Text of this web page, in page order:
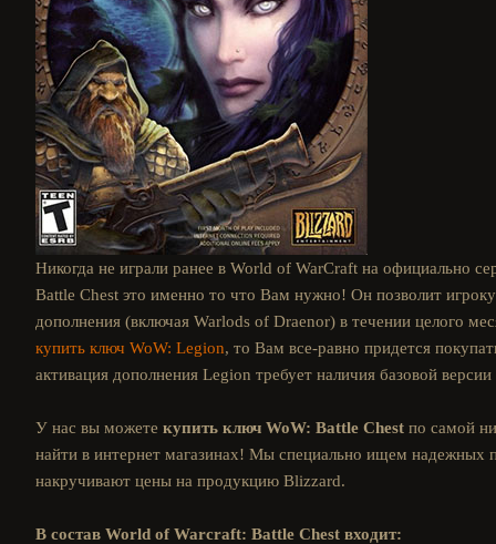
Никогда не играли ранее в World of WarCraft на официально
Battle Chest это именно то что Вам нужно! Он позволит
дополнения (включая Warlods of Draenor) в течении целого
купить ключ WoW: Legion, то Вам все-равно придется
активация дополнения Legion требует наличия базовой
У нас вы можете купить ключ WoW: Battle Chest по самой
найти в интернет магазинах! Мы специально ищем надежных
накручивают цены на продукцию Blizzard.
В состав World of Warcraft: Battle Chest входит: